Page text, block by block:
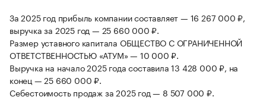
За 2025 год прибыль компании составляет — 16 267 000 ₽,
выручка за 2025 год — 25 660 000 ₽.
Размер уставного капитала ОБЩЕСТВО С ОГРАНИЧЕННОЙ
ОТВЕТСТВЕННОСТЬЮ «АТУМ» — 10 000 ₽.
Выручка на начало 2025 года составила 13 428 000 ₽, на
конец — 25 660 000 ₽.
Себестоимость продаж за 2025 год — 8 507 000 ₽.